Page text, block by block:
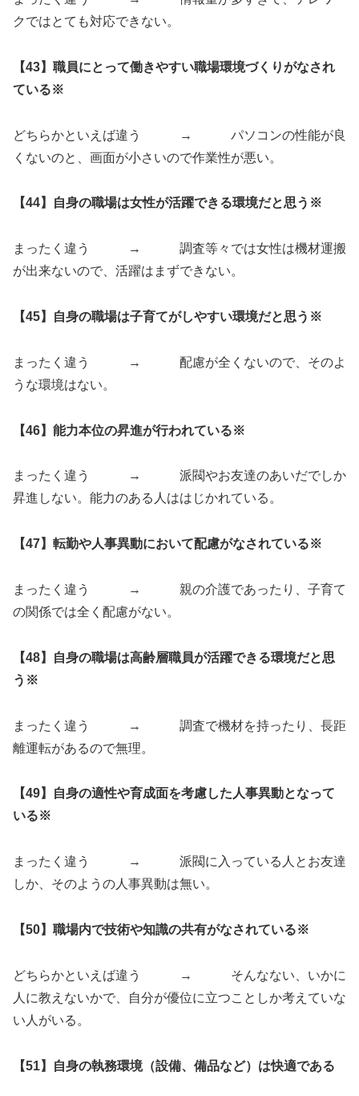
クではとても対応できない。
【43】職員にとって働きやすい職場環境づくりがなされ
ている※
どちらかといえば違う → パソコンの性能が良
くないのと、画面が小さいので作業性が悪い。
【44】自身の職場は女性が活躍できる環境だと思う※
まったく違う → 調査等々では女性は機材運搬
が出来ないので、活躍はまずできない。
【45】自身の職場は子育てがしやすい環境だと思う※
まったく違う → 配慮が全くないので、そのよ
うな環境はない。
【46】能力本位の昇進が行われている※
まったく違う → 派閥やお友達のあいだでしか
昇進しない。能力のある人ははじかれている。
【47】転勤や人事異動において配慮がなされている※
まったく違う → 親の介護であったり、子育て
の関係では全く配慮がない。
【48】自身の職場は高齢層職員が活躍できる環境だと思
う※
まったく違う → 調査で機材を持ったり、長距
離運転があるので無理。
【49】自身の適性や育成面を考慮した人事異動となって
いる※
まったく違う → 派閥に入っている人とお友達
しか、そのようの人事異動は無い。
【50】職場内で技術や知識の共有がなされている※
どちらかといえば違う → そんなない、いかに
人に教えないかで、自分が優位に立つことしか考えていな
い人がいる。
【51】自身の執務環境（設備、備品など）は快適である